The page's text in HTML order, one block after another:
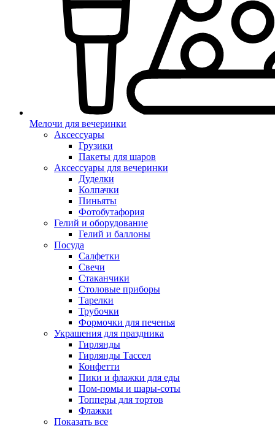
Мелочи для вечеринки
Аксессуары
Грузики
Пакеты для шаров
Аксессуары для вечеринки
Дуделки
Колпачки
Пиньяты
Фотобутафория
Гелий и оборудование
Гелий и баллоны
Посуда
Салфетки
Свечи
Стаканчики
Столовые приборы
Тарелки
Трубочки
Формочки для печенья
Украшения для праздника
Гирлянды
Гирлянды Тассел
Конфетти
Пики и флажки для еды
Пом-помы и шары-соты
Топперы для тортов
Флажки
Показать все